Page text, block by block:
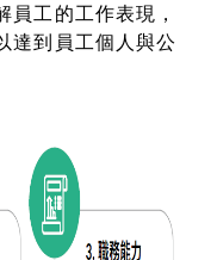
工的工作表現，
達到員工個人與公